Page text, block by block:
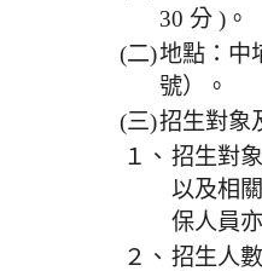
30 分 )。
(二)地點：中
號）。
(三)招生對象
１、 招生對
以及相
保人員
２、 招生人